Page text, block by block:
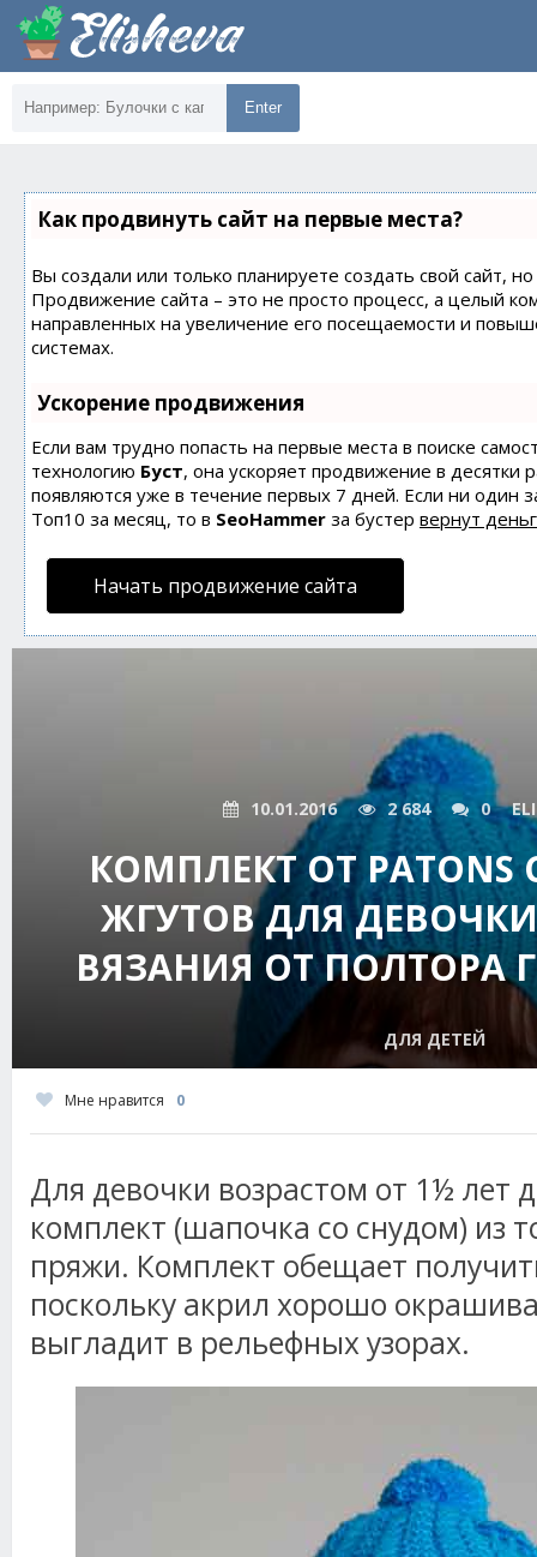
Enter
Как продвинуть сайт на первые места?
Вы создали или только планируете создать свой сайт,
Продвижение сайта – это не просто процесс, а целый
направленных на увеличение его посещаемости и
системах.
Ускорение продвижения
Если вам трудно попасть на первые места в поиске
технологию Буст, она ускоряет продвижение в десятки
появляются уже в течение первых 7 дней. Если ни один
Топ10 за месяц, то в SeoHammer за бустер вернут
Начать продвижение сайта
10.01.2016 2 684 0
КОМПЛЕКТ ОТ
ЖГУТОВ ДЛЯ
ВЯЗАНИЯ ОТ ПОЛТОРА
ДЛЯ ДЕТЕЙ
Мне нравится 0
Для девочки возрастом от 1½ лет
комплект (шапочка со снудом) из
пряжи. Комплект обещает
поскольку акрил хорошо
выгладит в рельефных узорах.